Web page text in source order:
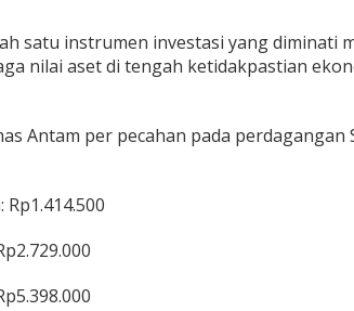
satu instrumen investasi yang diminati
nilai aset di tengah ketidakpastian
Antam per pecahan pada perdagangan
Rp1.414.500